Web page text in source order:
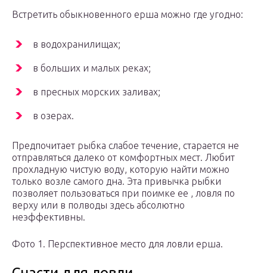
Встретить обыкновенного ерша можно где угодно:
в водохранилищах;
в больших и малых реках;
в пресных морских заливах;
в озерах.
Предпочитает рыбка слабое течение, старается не
отправляться далеко от комфортных мест. Любит
прохладную чистую воду, которую найти можно
только возле самого дна. Эта привычка рыбки
позволяет пользоваться при поимке ее , ловля по
верху или в полводы здесь абсолютно
неэффективны.
Фото 1. Перспективное место для ловли ерша.